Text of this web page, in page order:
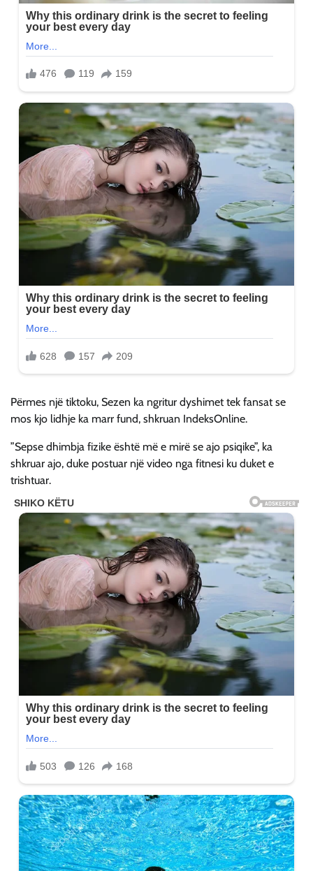
Përmes një tiktoku, Sezen ka ngritur dyshimet tek fansat se
mos kjo lidhje ka marr fund, shkruan IndeksOnline.
”Sepse dhimbja fizike është më e mirë se ajo psiqike”, ka
shkruar ajo, duke postuar një video nga fitnesi ku duket e
trishtuar.